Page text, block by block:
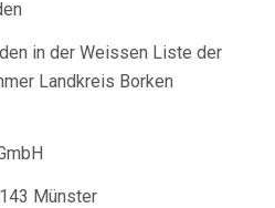
in der Weissen Liste der
Landkreis Borken
Münster